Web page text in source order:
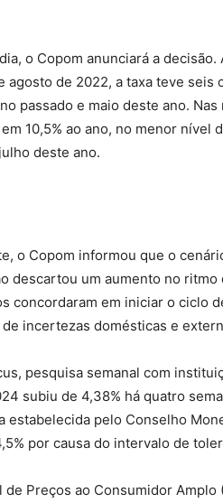
o Copom anunciará a decisão.
agosto de 2022, a taxa teve
passado e maio deste ano.
10,5% ao ano, no menor nível
deste ano.
o Copom informou que o
descartou um aumento no
concordaram em iniciar o ciclo
incertezas domésticas e
pesquisa semanal com
subiu de 4,38% há quatro
estabelecida pelo Conselho
por causa do intervalo de
Preços ao Consumidor Amplo